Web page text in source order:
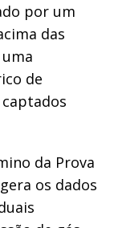
por um
das
de
da Prova
os dados